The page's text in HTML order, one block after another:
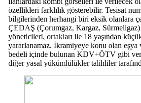
özellikleri farklılık gösterebilir. Tesisat
bilgilerinden herhangi biri eksik olanlara
ÇEDAŞ (Çorumgaz, Kargaz, Sürmeligaz)
yöneticileri, ortakları ile 18 yaşından
yararlanamaz. İkramiyeye konu olan eşya
bedeli içinde bulunan KDV+ÖTV gibi
diğer yasal yükümlülükler talihliler